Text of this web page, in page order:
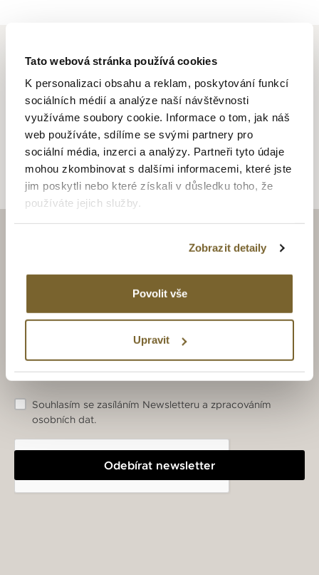
Tato webová stránka používá cookies
K personalizaci obsahu a reklam, poskytování funkcí
sociálních médií a analýze naší návštěvnosti
využíváme soubory cookie. Informace o tom, jak náš
web používáte, sdílíme se svými partnery pro
sociální média, inzerci a analýzy. Partneři tyto údaje
mohou zkombinovat s dalšími informacemi, které jste
jim poskytli nebo které získali v důsledku toho, že
používáte jejich služby.
Zobrazit detaily
Povolit vše
Upravit
ALTMAN JEWELLERY
Altman Jewellery
HODINKY A ŠPERKY?
BUĎTE S NÁMI V OBRAZE.
Odebírat newsletter
Souhlasím se zasíláním Newsletteru a zpracováním
osobních dat.